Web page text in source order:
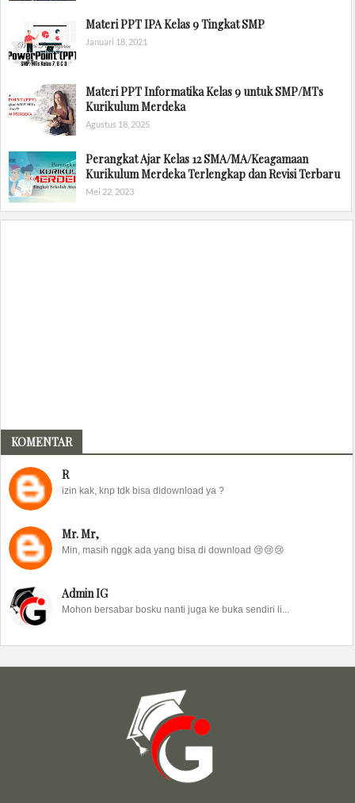
Materi PPT IPA Kelas 9 Tingkat SMP
Januari 18, 2021
Materi PPT Informatika Kelas 9 untuk SMP/MTs
Kurikulum Merdeka
Agustus 18, 2025
Perangkat Ajar Kelas 12 SMA/MA/Keagamaan
Kurikulum Merdeka Terlengkap dan Revisi Terbaru
Mei 22, 2023
KOMENTAR
R
izin kak, knp tdk bisa didownload ya ?
Mr. Mr,
Min, masih nggk ada yang bisa di download 😢😢😢
Admin IG
Mohon bersabar bosku nanti juga ke buka sendiri li...